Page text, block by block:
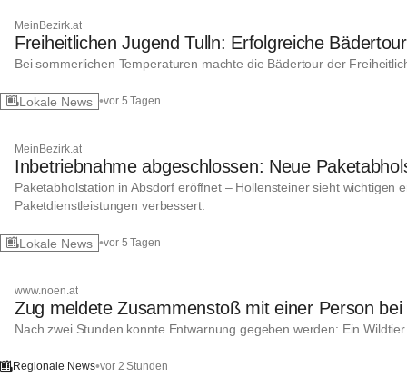
MeinBezirk.at
Freiheitlichen Jugend Tulln: Erfolgreiche
Bei sommerlichen Temperaturen machte die Bädertour der
Lokale News •vor 5 Tagen
MeinBezirk.at
Inbetriebnahme abgeschlossen: Neue
Paketabholstation in Absdorf eröffnet – Hollensteiner sieht
Paketdienstleistungen verbessert.
Lokale News •vor 5 Tagen
www.noen.at
Zug meldete Zusammenstoß mit einer Person bei
Nach zwei Stunden konnte Entwarnung gegeben werden: Ein
Regionale News•vor 2 Stunden